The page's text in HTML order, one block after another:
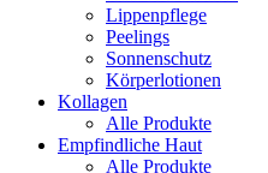
Lippenpflege
Peelings
Sonnenschutz
Körperlotionen
Kollagen
Alle Produkte
Empfindliche Haut
Alle Produkte